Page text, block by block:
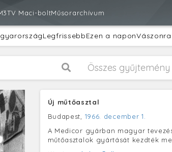
TV Maci-boltMűsorarchívum
LegfrissebbEzen a napon
Összes gyűjtemény
Új műtőasztal
Budapest, 1966. december 1.
A Medicor gyárban magyar
műtőasztalok gyártását kezdték